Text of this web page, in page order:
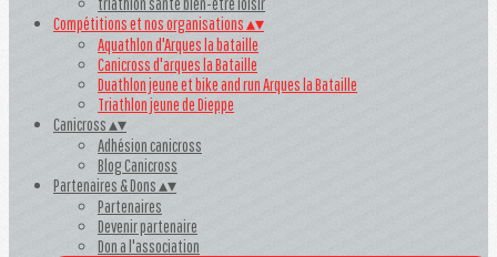
Compétitions et nos organisations▴▾
Aquathlon d'Arques la bataille
Canicross d'arques la Bataille
Duathlon jeune et bike and run Arques la Bataille
Triathlon jeune de Dieppe
Canicross▴▾
Adhésion canicross
Blog Canicross
Partenaires & Dons▴▾
Partenaires
Devenir partenaire
Don a l'association